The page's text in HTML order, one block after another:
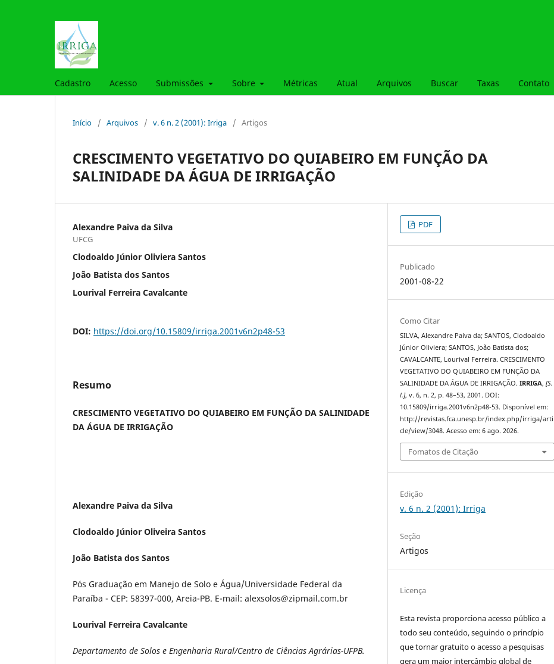
Cadastro Acesso Submissões Sobre Métricas Atual Arquivos Buscar Taxas Contato
Início / Arquivos / v. 6 n. 2 (2001): Irriga / Artigos
CRESCIMENTO VEGETATIVO DO QUIABEIRO EM FUNÇÃO DA
SALINIDADE DA ÁGUA DE IRRIGAÇÃO
Alexandre Paiva da Silva
UFCG
Clodoaldo Júnior Oliviera Santos
João Batista dos Santos
Lourival Ferreira Cavalcante
DOI: https://doi.org/10.15809/irriga.2001v6n2p48-53
Resumo
CRESCIMENTO VEGETATIVO DO QUIABEIRO EM FUNÇÃO DA SALINIDADE
DA ÁGUA DE IRRIGAÇÃO
Alexandre Paiva da Silva
Clodoaldo Júnior Oliveira Santos
João Batista dos Santos
Pós Graduação em Manejo de Solo e Água/Universidade Federal da
Paraíba - CEP: 58397-000, Areia-PB. E-mail: alexsolos@zipmail.com.br
Lourival Ferreira Cavalcante
Departamento de Solos e Engenharia Rural/Centro de Ciências Agrárias-UFPB.
PDF
Publicado
2001-08-22
Como Citar
SILVA, Alexandre Paiva da; SANTOS, Clodoaldo
Júnior Oliviera; SANTOS, João Batista dos;
CAVALCANTE, Lourival Ferreira. CRESCIMENTO
VEGETATIVO DO QUIABEIRO EM FUNÇÃO DA
SALINIDADE DA ÁGUA DE IRRIGAÇÃO.IRRIGA,[S.
l.], v. 6, n. 2, p. 48–53, 2001. DOI:
10.15809/irriga.2001v6n2p48-53. Disponível em:
http://revistas.fca.unesp.br/index.php/irriga/arti
cle/view/3048. Acesso em: 6 ago. 2026.
Fomatos de Citação
Edição
v. 6 n. 2 (2001): Irriga
Seção
Artigos
Licença
Esta revista proporciona acesso público a
todo seu conteúdo, seguindo o princípio
que tornar gratuito o acesso a pesquisas
gera um maior intercâmbio global de